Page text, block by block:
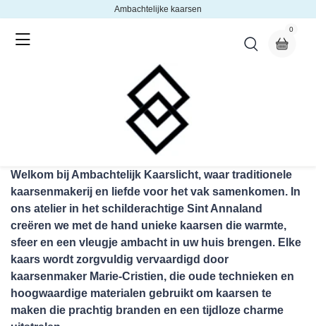
Ambachtelijke kaarsen
0
Welkom bij Ambachtelijk Kaarslicht, waar traditionele
kaarsenmakerij en liefde voor het vak samenkomen. In
ons atelier in het schilderachtige Sint Annaland
creëren we met de hand unieke kaarsen die warmte,
sfeer en een vleugje ambacht in uw huis brengen. Elke
kaars wordt zorgvuldig vervaardigd door
kaarsenmaker Marie-Cristien, die oude technieken en
hoogwaardige materialen gebruikt om kaarsen te
maken die prachtig branden en een tijdloze charme